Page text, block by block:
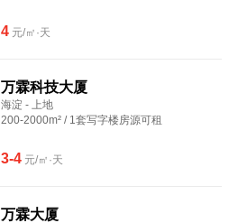
4元/㎡·天
万霖科技大厦
海淀 - 上地
200-2000m² / 1套写字楼房源可租
3-4元/㎡·天
万霖大厦